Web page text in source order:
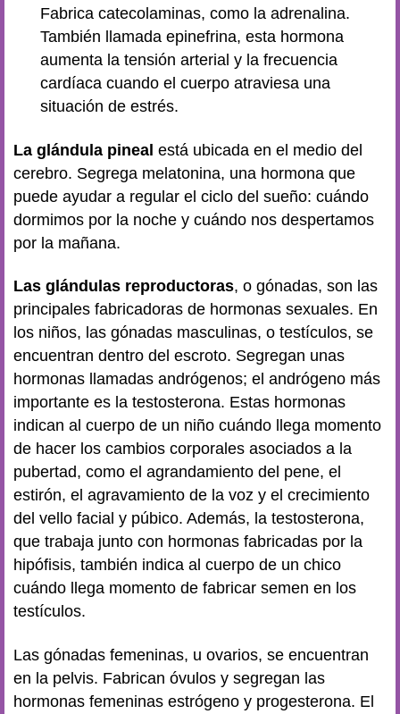
Fabrica catecolaminas, como la adrenalina.
También llamada epinefrina, esta hormona
aumenta la tensión arterial y la frecuencia
cardíaca cuando el cuerpo atraviesa una
situación de estrés.
La glándula pineal está ubicada en el medio del
cerebro. Segrega melatonina, una hormona que
puede ayudar a regular el ciclo del sueño: cuándo
dormimos por la noche y cuándo nos despertamos
por la mañana.
Las glándulas reproductoras, o gónadas, son las
principales fabricadoras de hormonas sexuales. En
los niños, las gónadas masculinas, o testículos, se
encuentran dentro del escroto. Segregan unas
hormonas llamadas andrógenos; el andrógeno más
importante es la testosterona. Estas hormonas
indican al cuerpo de un niño cuándo llega momento
de hacer los cambios corporales asociados a la
pubertad, como el agrandamiento del pene, el
estirón, el agravamiento de la voz y el crecimiento
del vello facial y púbico. Además, la testosterona,
que trabaja junto con hormonas fabricadas por la
hipófisis, también indica al cuerpo de un chico
cuándo llega momento de fabricar semen en los
testículos.
Las gónadas femeninas, u ovarios, se encuentran
en la pelvis. Fabrican óvulos y segregan las
hormonas femeninas estrógeno y progesterona. El